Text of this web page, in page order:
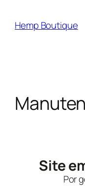
Hemp Boutique
Site
Por